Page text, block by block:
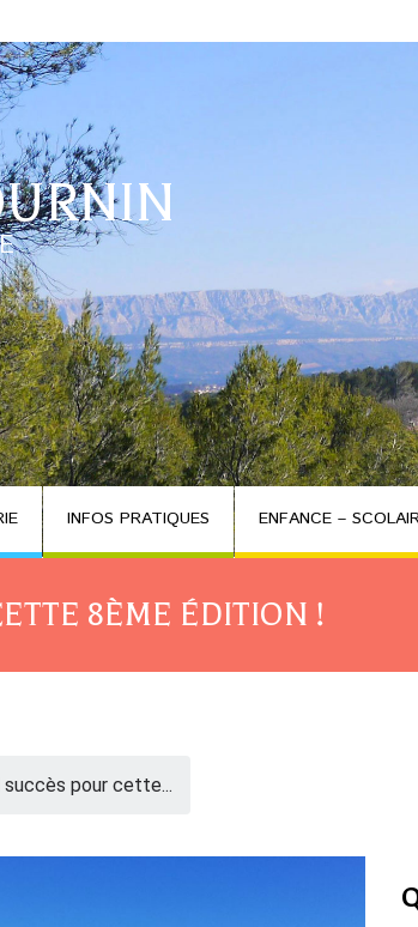
INFOS PRATIQUES ENFANCE –
8ÈME ÉDITION !
succès pour cette...